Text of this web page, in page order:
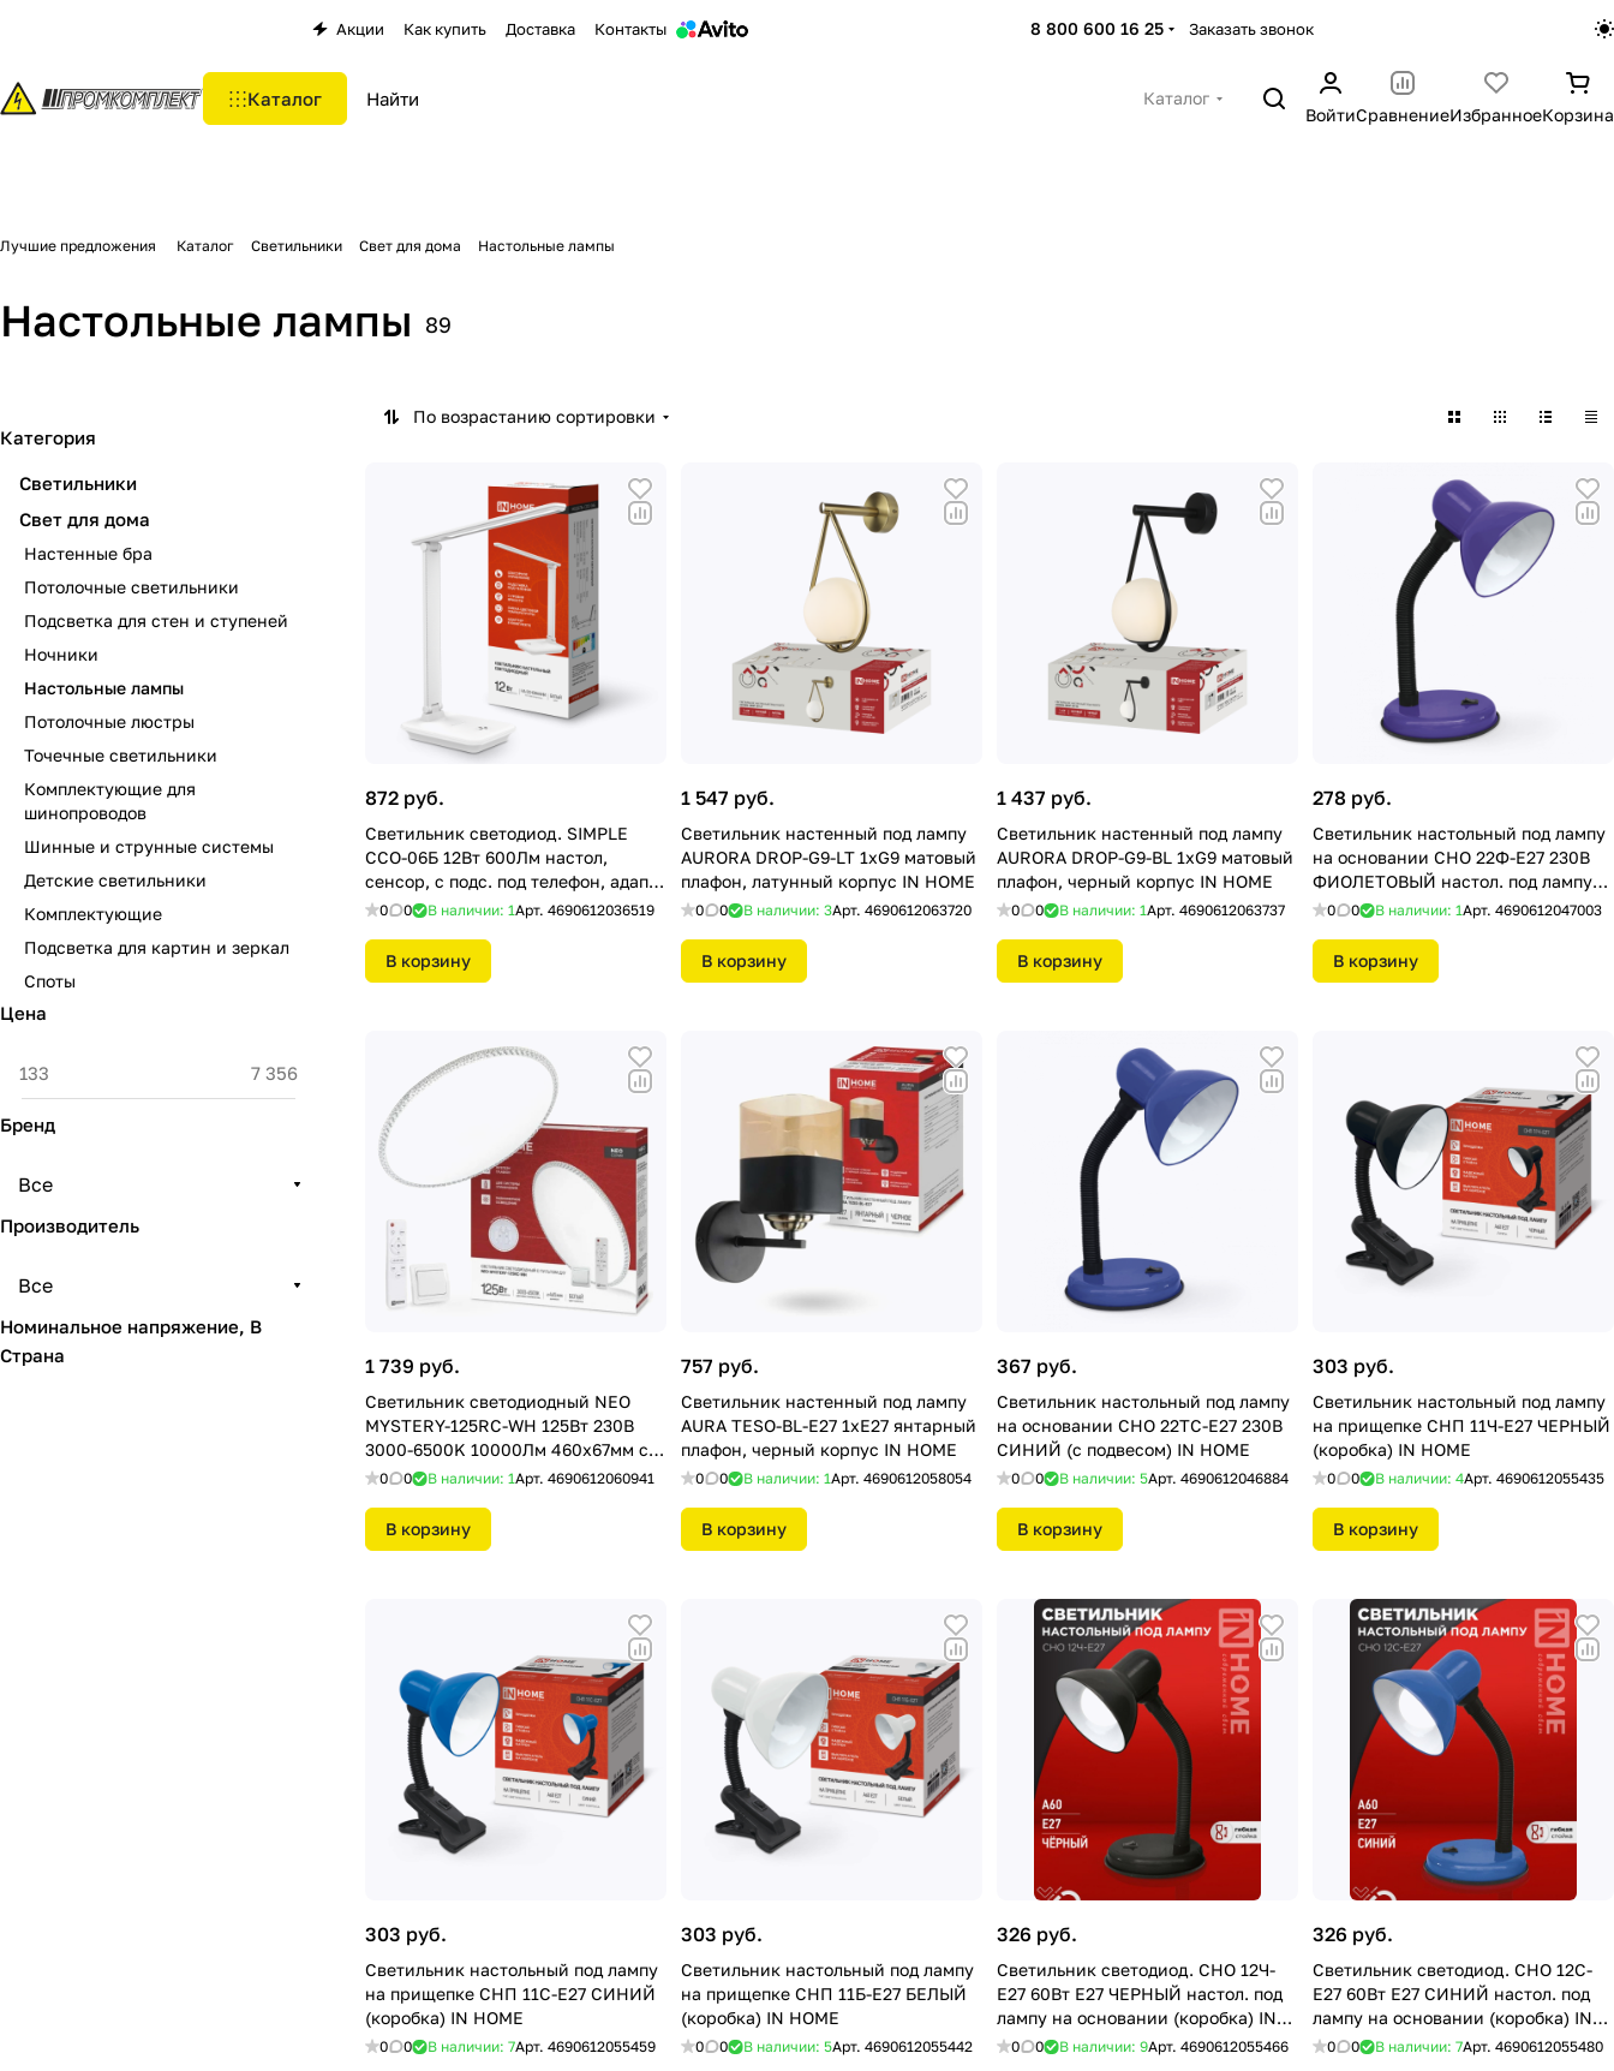
Акции Как купить Доставка Контакты 8 800 600 16 25 Заказать звонок
Каталог
Каталог
ВойтиСравнениеИзбранноеКорзина
Лучшие предложения Каталог Светильники Свет для дома Настольные лампы
Настольные лампы 89
По возрастанию сортировки
872 руб.
Светильник светодиод. SIMPLE
ССО-06Б 12Вт 600Лм настол,
сенсор, с подс. под телефон, адапт.
IN HOME
0 0 В наличии: 1Арт. 4690612036519
В корзину
1 547 руб.
Светильник настенный под лампу
AURORA DROP-G9-LT 1хG9 матовый
плафон, латунный корпус IN HOME
0 0 В наличии: 3Арт. 4690612063720
В корзину
1 437 руб.
Светильник настенный под лампу
AURORA DROP-G9-BL 1хG9 матовый
плафон, черный корпус IN HOME
0 0 В наличии: 1Арт. 4690612063737
В корзину
278 руб.
Светильник настольный под лампу
на основании СНО 22Ф-E27 230В
ФИОЛЕТОВЫЙ настол. под лампу
на основании (с подвесом) IN
0 0 В наличии: 1Арт. 4690612047003
В корзину
1 739 руб.
Светильник светодиодный NEO
MYSTERY-125RC-WH 125Вт 230В
3000-6500K 10000Лм 460x67мм с
пультом ДУ белый IN HOME
0 0 В наличии: 1Арт. 4690612060941
В корзину
757 руб.
Светильник настенный под лампу
AURA TESO-BL-E27 1хЕ27 янтарный
плафон, черный корпус IN HOME
0 0 В наличии: 1Арт. 4690612058054
В корзину
367 руб.
Светильник настольный под лампу
на основании СНО 22ТС-E27 230В
СИНИЙ (с подвесом) IN HOME
0 0 В наличии: 5Арт. 4690612046884
В корзину
303 руб.
Светильник настольный под лампу
на прищепке СНП 11Ч-E27 ЧЕРНЫЙ
(коробка) IN HOME
0 0 В наличии: 4Арт. 4690612055435
В корзину
303 руб.
Светильник настольный под лампу
на прищепке СНП 11С-E27 СИНИЙ
(коробка) IN HOME
0 0 В наличии: 7Арт. 4690612055459
303 руб.
Светильник настольный под лампу
на прищепке СНП 11Б-E27 БЕЛЫЙ
(коробка) IN HOME
0 0 В наличии: 5Арт. 4690612055442
326 руб.
Светильник светодиод. СНО 12Ч-
E27 60Вт Е27 ЧЕРНЫЙ настол. под
лампу на основании (коробка) IN
HOME
0 0 В наличии: 9Арт. 4690612055466
326 руб.
Светильник светодиод. СНО 12С-
E27 60Вт Е27 СИНИЙ настол. под
лампу на основании (коробка) IN
HOME
0 0 В наличии: 7Арт. 4690612055480
Категория
Светильники
Свет для дома
Настенные бра
Потолочные светильники
Подсветка для стен и ступеней
Ночники
Настольные лампы
Потолочные люстры
Точечные светильники
Комплектующие для
шинопроводов
Шинные и струнные системы
Детские светильники
Комплектующие
Подсветка для картин и зеркал
Споты
Цена
Бренд
Все
Производитель
Все
Номинальное напряжение, В
Страна